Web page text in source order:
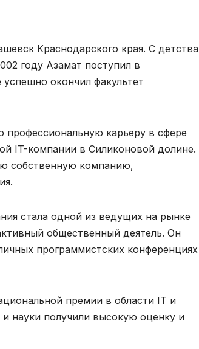
Краснодарского края. С детства
году Азамат поступил в
окончил факультет
профессиональную карьеру в сфере
IT-компании в Силиконовой долине.
собственную компанию,
стала одной из ведущих на рынке
общественный деятель. Он
программистских конференциях
премии в области IT и
науки получили высокую оценку и